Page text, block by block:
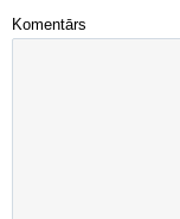
Komentārs